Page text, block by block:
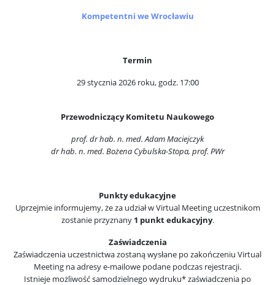
Kompetentni we Wrocławiu
Termin
29 stycznia 2026 roku, godz. 17:00
Przewodniczący Komitetu Naukowego
prof. dr hab. n. med. Adam Maciejczyk
dr hab. n. med. Bożena Cybulska-Stopa, prof. PWr
Punkty edukacyjne
Uprzejmie informujemy, że za udział w Virtual Meeting uczestnikom
zostanie przyznany 1 punkt edukacyjny.
Zaświadczenia
Zaświadczenia uczestnictwa zostaną wysłane po zakończeniu Virtual
Meeting na adresy e-mailowe podane podczas rejestracji.
Istnieje możliwość samodzielnego wydruku* zaświadczenia po